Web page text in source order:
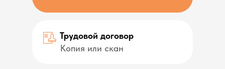
Копия или скан
Трудовой договор